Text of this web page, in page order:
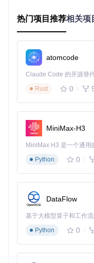
多线程带SIMD
同区域网络
跨区域网络
顺序SSD读取（8 Ki
数据解读：内存访问
在设计分布式AI系统时
虑数据本地化处理。
二、实践路径：
2.1 如何安装和配置
热门项目推荐相关项
atomcode
Rust
0
MiniMax-H3
Python
0
DataFlow
基于大模型算子和工作
Python
0